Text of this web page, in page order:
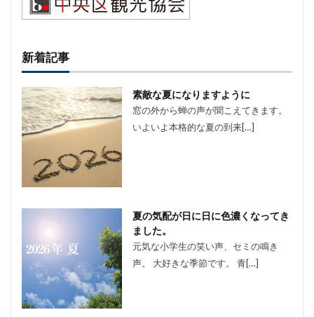
新着記事
素敵な夏になりますように
窓の外から蝉の声が聞こえてきます。
いよいよ本格的な夏の到来[…]
夏の気配が日に日に色濃くなってき
ました。
元気な小学生の笑い声、セミの鳴き
声。 大好きな季節です。 青[…]